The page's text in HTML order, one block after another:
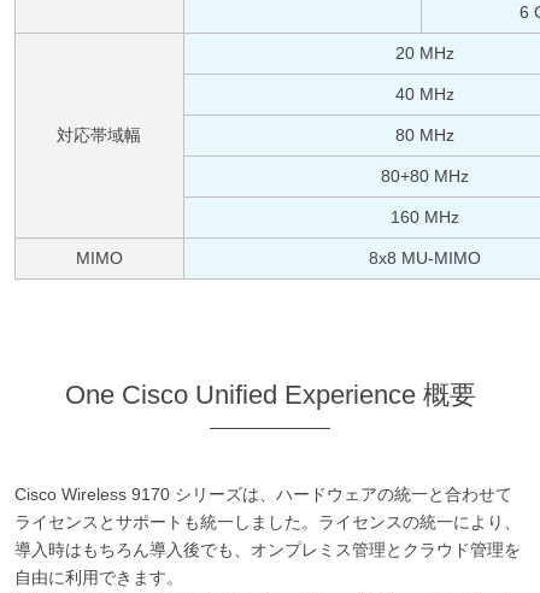
6
対応帯域幅
20 MHz
40 MHz
80 MHz
80+80 MHz
160 MHz
MIMO 8x8 MU-MIMO
One Cisco Unified Experience 概要
Cisco Wireless 9170 シリーズは、ハードウェアの統一と合わせて
ライセンスとサポートも統一しました。ライセンスの統一により、
導入時はもちろん導入後でも、オンプレミス管理とクラウド管理を
自由に利用できます。